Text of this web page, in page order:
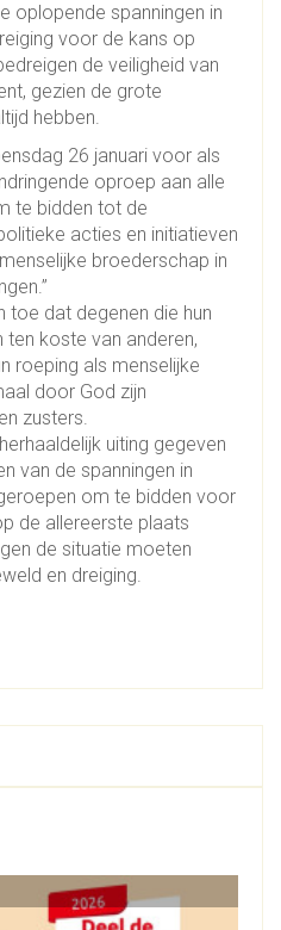
oplopende spanningen in
voor de kans op
de veiligheid van
gezien de grote
hebben.
26 januari voor als
oproep aan alle
te bidden tot de
acties en initiatieven
broederschap in
toe dat degenen die hun
ten koste van anderen,
roeping als menselijke
door God zijn
zusters.
uiting gegeven
van de spanningen in
om te bidden voor
de allereerste plaats
de situatie moeten
en dreiging.